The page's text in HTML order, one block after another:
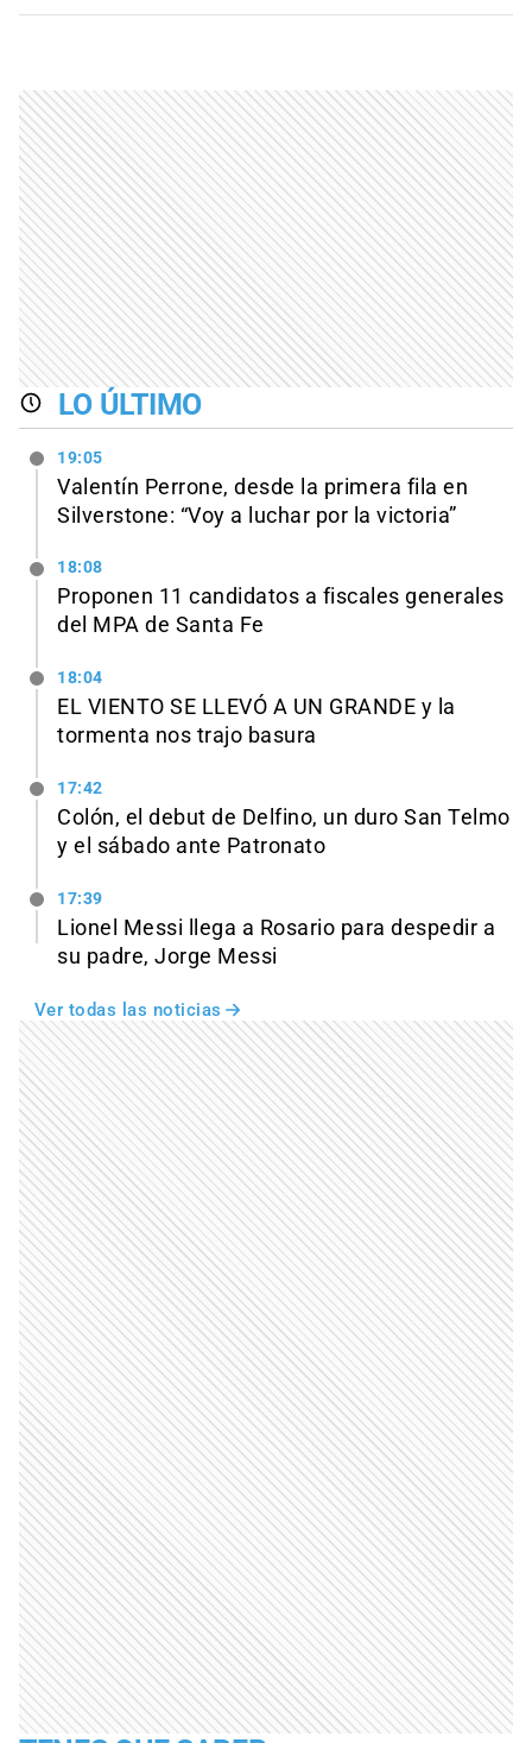
LO ÚLTIMO
19:05
Valentín Perrone, desde la primera fila en
Silverstone: “Voy a luchar por la victoria”
18:08
Proponen 11 candidatos a fiscales generales
del MPA de Santa Fe
18:04
EL VIENTO SE LLEVÓ A UN GRANDE y la
tormenta nos trajo basura
17:42
Colón, el debut de Delfino, un duro San Telmo
y el sábado ante Patronato
17:39
Lionel Messi llega a Rosario para despedir a
su padre, Jorge Messi
Ver todas las noticias